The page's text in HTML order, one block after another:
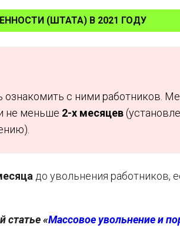
(ШТАТА) В 2021 ГОДУ
ознакомить с ними работников.
не меньше 2-х месяцев
до увольнения работников,
статье «Массовое увольнение и